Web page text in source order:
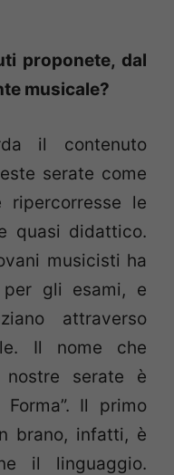
proponete, dal
musicale?
il contenuto
serate come
ripercorresse le
quasi didattico.
musicisti ha
gli esami, e
attraverso
Il nome che
serate è
Il primo
brano, infatti, è
il linguaggio.